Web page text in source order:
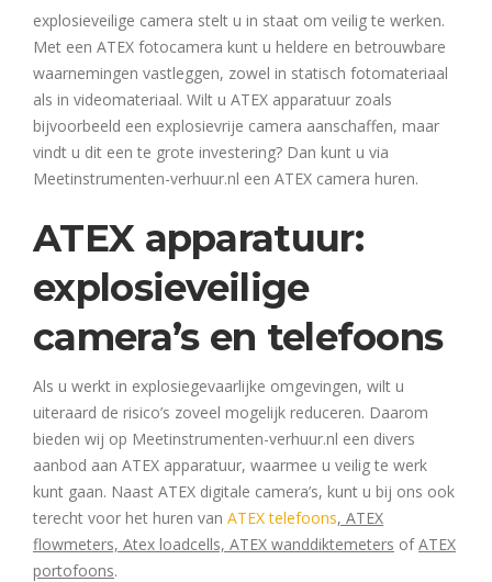
explosieveilige camera stelt u in staat om veilig te werken.
Met een ATEX fotocamera kunt u heldere en betrouwbare
waarnemingen vastleggen, zowel in statisch fotomateriaal
als in videomateriaal. Wilt u ATEX apparatuur zoals
bijvoorbeeld een explosievrije camera aanschaffen, maar
vindt u dit een te grote investering? Dan kunt u via
Meetinstrumenten-verhuur.nl een ATEX camera huren.
ATEX apparatuur:
explosieveilige
camera’s en telefoons
Als u werkt in explosiegevaarlijke omgevingen, wilt u
uiteraard de risico’s zoveel mogelijk reduceren. Daarom
bieden wij op Meetinstrumenten-verhuur.nl een divers
aanbod aan ATEX apparatuur, waarmee u veilig te werk
kunt gaan. Naast ATEX digitale camera’s, kunt u bij ons ook
terecht voor het huren van ATEX telefoons, ATEX
flowmeters, Atex loadcells, ATEX wanddiktemeters ofATEX
portofoons.